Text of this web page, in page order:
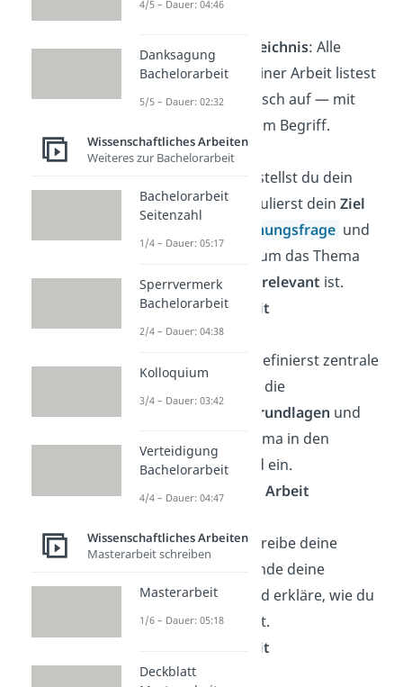
Abkürzungsverzeichnis: Alle
Abkürzungen
deiner Arbeit listest
du hier alphabetisch auf — mit
ausgeschriebenem Begriff.
Hier stellst du dein
Thema vor, formulierst dein Ziel
Forschungsfrage und
beschreibst, warum das Thema
wissenschaftlich relevant ist.
➡️10 % der Arbeit
: Du definierst zentrale
Begriffe, erklärst die
theoretischen Grundlagen und
ordnest dein Thema in den
Forschungsstand ein.
➡️
30 %–40 % der Arbeit
Methodik:Beschreibe deine
, begründe deine
Entscheidung und erkläre, wie du
vorgegangen bist.
10 % der Arbeit
4/5 – Dauer: 04:46
Danksagung
Bachelorarbeit
5/5 – Dauer: 02:32
Wissenschaftliches Arbeiten
Weiteres zur Bachelorarbeit
Bachelorarbeit
Seitenzahl
1/4 – Dauer: 05:17
Sperrvermerk
Bachelorarbeit
2/4 – Dauer: 04:38
Kolloquium
3/4 – Dauer: 03:42
Verteidigung
Bachelorarbeit
4/4 – Dauer: 04:47
Wissenschaftliches Arbeiten
Masterarbeit schreiben
Masterarbeit
1/6 – Dauer: 05:18
Deckblatt